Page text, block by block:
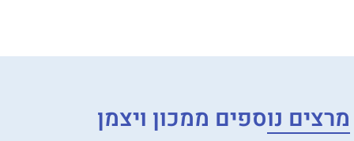
מרצים נוספים ממכון ויצמן